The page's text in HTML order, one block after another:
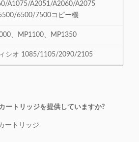
A1075/A2051/A2060/A2075
6500/7500コピー機
、MP1100、MP1350
シオ 1085/1105/2090/2105
ートリッジを提供していますか?
ートリッジ